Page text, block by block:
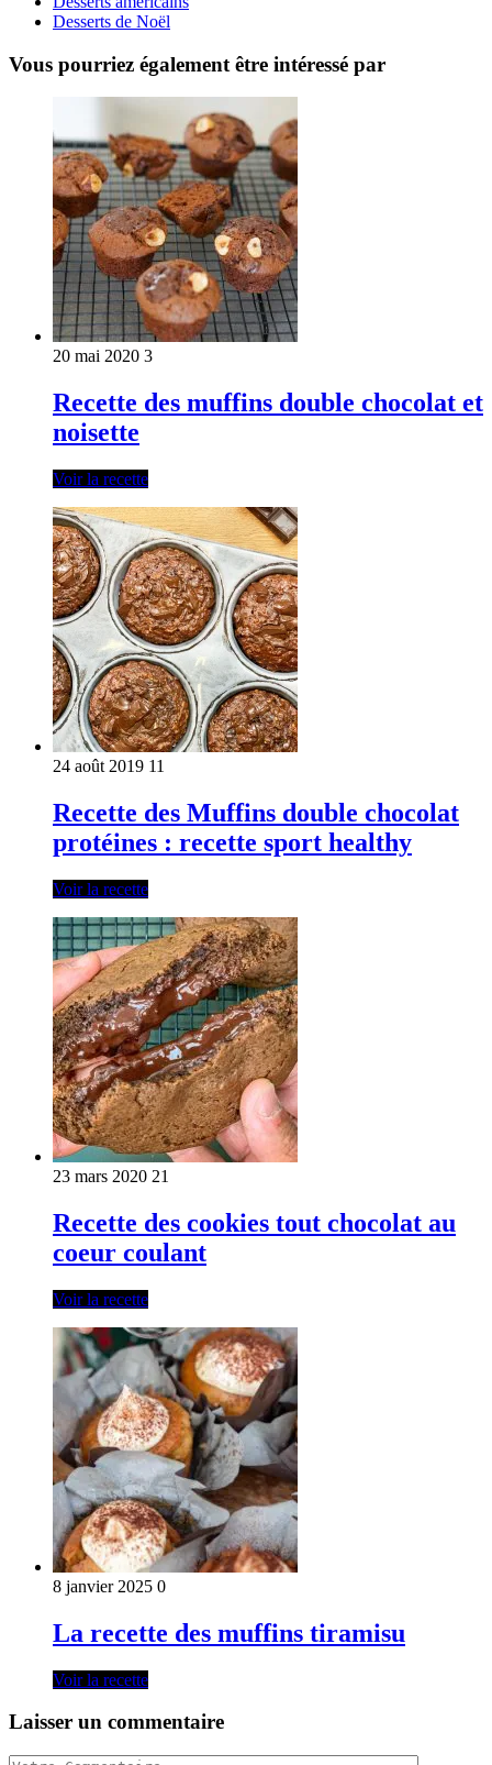
Desserts de Noël
Vous pourriez également être intéressé par
20 mai 2020 3
Recette des muffins double chocolat et
noisette
Voir la recette
24 août 2019 11
Recette des Muffins double chocolat
protéines : recette sport healthy
Voir la recette
23 mars 2020 21
Recette des cookies tout chocolat au
coeur coulant
Voir la recette
8 janvier 2025 0
La recette des muffins tiramisu
Voir la recette
Laisser un commentaire